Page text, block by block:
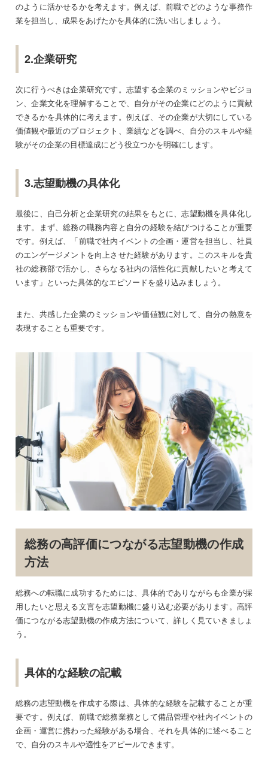
のように活かせるかを考えます。例えば、前職でどのような事務作
業を担当し、成果をあげたかを具体的に洗い出しましょう。
2.企業研究
次に行うべきは企業研究です。志望する企業のミッションやビジョ
ン、企業文化を理解することで、自分がその企業にどのように貢献
できるかを具体的に考えます。例えば、その企業が大切にしている
価値観や最近のプロジェクト、業績などを調べ、自分のスキルや経
験がその企業の目標達成にどう役立つかを明確にします。
3.志望動機の具体化
最後に、自己分析と企業研究の結果をもとに、志望動機を具体化し
ます。まず、総務の職務内容と自分の経験を結びつけることが重要
です。例えば、「前職で社内イベントの企画・運営を担当し、社員
のエンゲージメントを向上させた経験があります。このスキルを貴
社の総務部で活かし、さらなる社内の活性化に貢献したいと考えて
います」といった具体的なエピソードを盛り込みましょう。
また、共感した企業のミッションや価値観に対して、自分の熱意を
表現することも重要です。
総務の高評価につながる志望動機の作成
方法
総務への転職に成功するためには、具体的でありながらも企業が採
用したいと思える文言を志望動機に盛り込む必要があります。高評
価につながる志望動機の作成方法について、詳しく見ていきましょ
う。
具体的な経験の記載
総務の志望動機を作成する際は、具体的な経験を記載することが重
要です。例えば、前職で総務業務として備品管理や社内イベントの
企画・運営に携わった経験がある場合、それを具体的に述べること
で、自分のスキルや適性をアピールできます。